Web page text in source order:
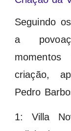
Seguindo
a
criação,
Pedro
1: Villa